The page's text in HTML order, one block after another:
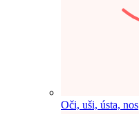
Oči, uši, ústa, nos